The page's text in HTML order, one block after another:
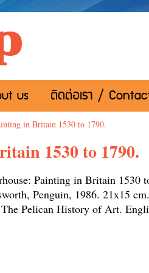
us ติดต่อเรา /
in Britain 1530 to 1790.
1530 to 1790.
Painting in Britain 1530
Penguin, 1986. 21x15
The Pelican History